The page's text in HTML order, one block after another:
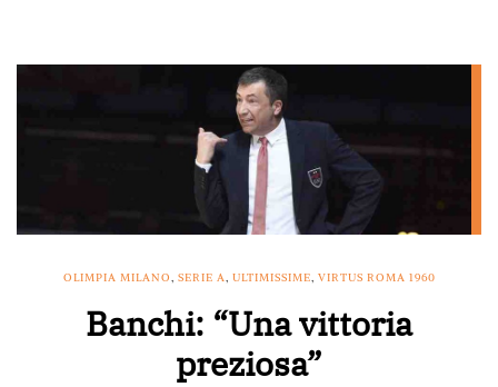
OLIMPIA MILANO, SERIE A, ULTIMISSIME, VIRTUS ROMA 1960
Banchi: “Una vittoria
preziosa”